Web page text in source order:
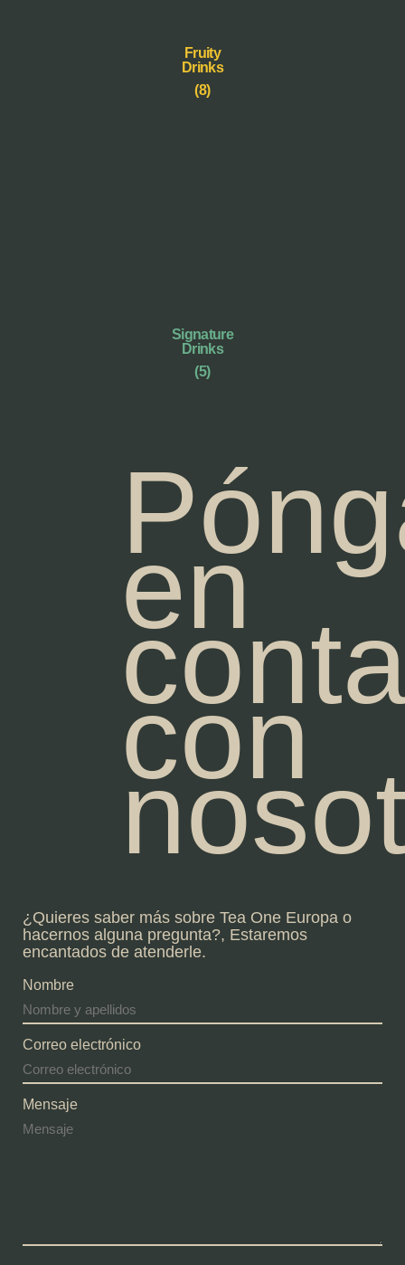
Fruity
Drinks
(8)
Signature
Drinks
(5)
en
con
¿Quieres saber más sobre Tea One Europa o
hacernos alguna pregunta?, Estaremos
encantados de atenderle.
Nombre
Correo electrónico
Mensaje